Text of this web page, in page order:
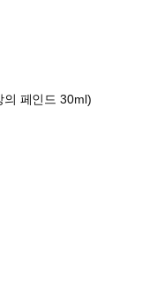
의 페인드 30ml)